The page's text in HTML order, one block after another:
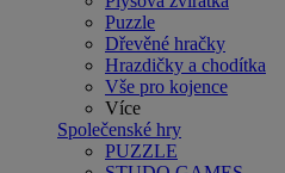
Puzzle
Dřevěné hračky
Hrazdičky a chodítka
Vše pro kojence
Více
Společenské hry
PUZZLE